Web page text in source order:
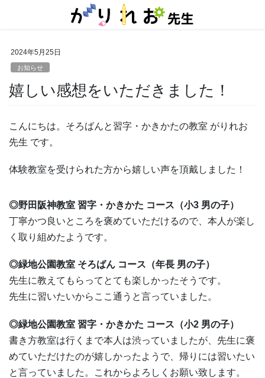
2024年5月25日
お知らせ
嬉しい感想をいただきました！
こんにちは。そろばんと習字・かきかたの教室 がりれお
先生 です。
体験教室を受けられた方から嬉しい声を頂戴しました！
◎野田阪神教室 習字・かきかた コース（小3 男の子）
丁寧かつ良いところを褒めていただけるので、本人が楽し
く取り組めたようです。
◎緑地公園教室 そろばん コース（年長 男の子）
先生に教えてもらってとても楽しかったそうです。
先生に習いたいからここ通うと言っていました。
◎緑地公園教室 習字・かきかた コース（小2 男の子）
書き方教室は行くまで本人は渋っていましたが、先生に褒
めていただけたのが嬉しかったようで、帰りには習いたい
と言っていました。これからよろしくお願い致します。